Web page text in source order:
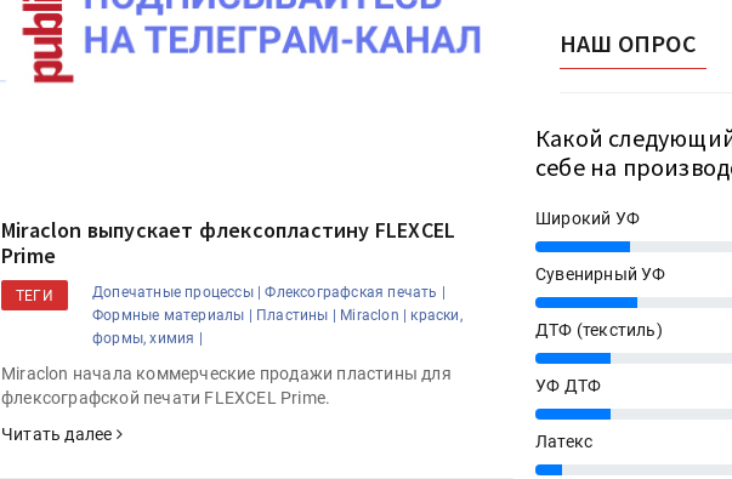
Miraclon выпускает флексоплаcтину FLEXCEL
Prime
ТЕГИ Допечатные процессы |
Флексографская печать |
Формные материалы |
Пластины | Miraclon |
краски,
формы, химия |
Miraclon начала коммерческие продажи пластины для
флексографской печати FLEXCEL Prime.
Читать далее
НАШ ОПРОС
Какой
себе на
Широкий УФ
25%
Сувенирный УФ
27%
ДТФ (текстиль)
20%
УФ ДТФ
20%
Латекс
7%